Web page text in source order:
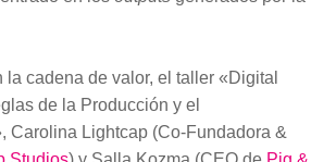
la cadena de valor, el taller «Digital
de la Producción y el
Carolina Lightcap (Co-Fundadora &